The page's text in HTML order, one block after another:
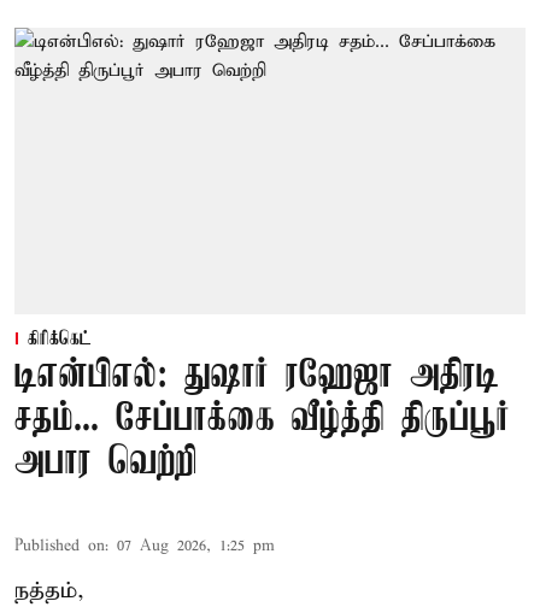
கிரிக்கெட்
டிஎன்பிஎல்: துஷார் ரஹேஜா அதிரடி
சதம்... சேப்பாக்கை வீழ்த்தி திருப்பூர்
அபார வெற்றி
Published on: 07 Aug 2026, 1:25 pm
நத்தம்,